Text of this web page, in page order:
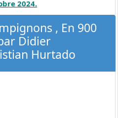
2024.
, En 900
Didier
Hurtado